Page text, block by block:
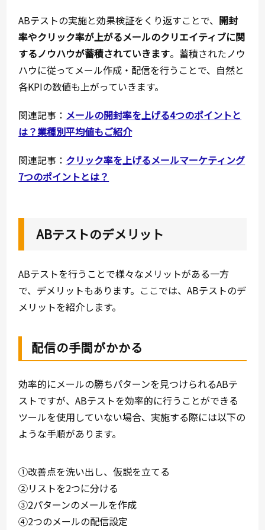
ABテストの実施と効果検証をくり返すことで、 開封
率やクリック率が上がるメールのクリエイティブに関
するノウハウが蓄積されていきます。蓄積されたノウ
ハウに従ってメール作成・配信を行うことで、自然と
各KPIの数値も上がっていきます。
関連記事： メールの開封率を上げる4つのポイントと
は？業種別平均値もご紹介
関連記事： クリック率を上げるメールマーケティング
7つのポイントとは？
ABテストのデメリット
ABテストを行うことで様々なメリットがある一方
で、デメリットもあります。ここでは、ABテストのデ
メリットを紹介します。
配信の手間がかかる
効率的にメールの勝ちパターンを見つけられるABテ
ストですが、ABテストを効率的に行うことができる
ツールを使用していない場合、実施する際には以下の
ような手順があります。
①改善点を洗い出し、仮説を立てる
②リストを2つに分ける
③2パターンのメールを作成
④2つのメールの配信設定